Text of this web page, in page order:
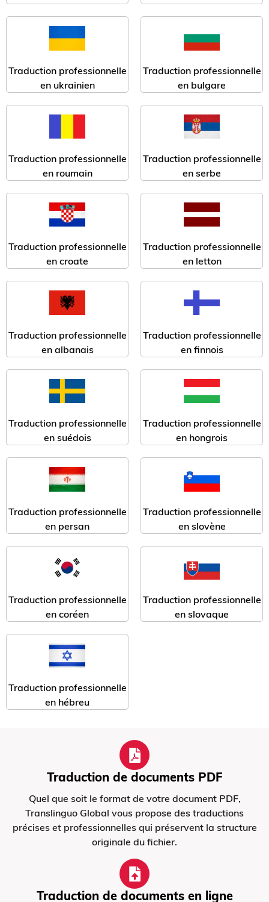
Traduction professionnelle
en ukrainien
Traduction professionnelle
en bulgare
Traduction professionnelle
en roumain
Traduction professionnelle
en serbe
Traduction professionnelle
en croate
Traduction professionnelle
en letton
Traduction professionnelle
en albanais
Traduction professionnelle
en finnois
Traduction professionnelle
en suédois
Traduction professionnelle
en hongrois
Traduction professionnelle
en persan
Traduction professionnelle
en slovène
Traduction professionnelle
en coréen
Traduction professionnelle
en slovaque
Traduction professionnelle
en hébreu
Traduction de documents PDF
Quel que soit le format de votre document PDF,
Translinguo Global vous propose des traductions
précises et professionnelles qui préservent la structure
originale du fichier.
Traduction de documents en ligne